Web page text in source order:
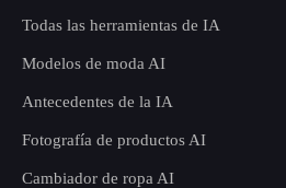
Todas las herramientas de IA
Modelos de moda AI
Antecedentes de la IA
Fotografía de productos AI
Cambiador de ropa AI